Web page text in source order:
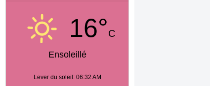
16°C
Ensoleillé
Lever du soleil: 06:32 AM